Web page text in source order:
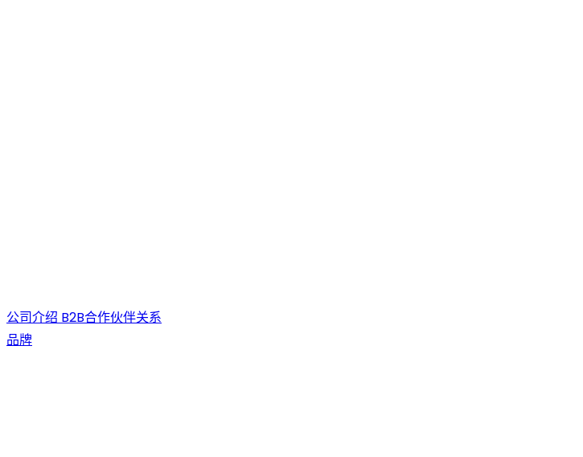
公司介绍 B2B合作伙伴关系
品牌